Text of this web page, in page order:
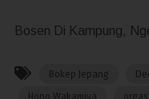
Bosen Di Kampung,
Bokep Jepang
Hono Wakamiya